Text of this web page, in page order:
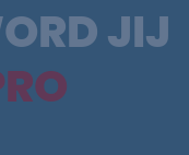
JIJ